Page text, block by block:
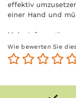
effektiv
einer Hand und
Mehr
Wie bewerten Sie